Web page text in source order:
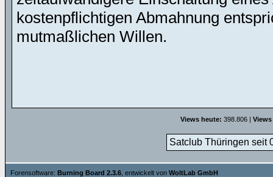
kostenpflichtigen Abmahnung
mutmaßlichen Willen.
Views heute: 398.806 |
Satclub Thüringen seit
Forensoftware: Burning Board 2.3.6 , entwickelt von WoltLab GmbH